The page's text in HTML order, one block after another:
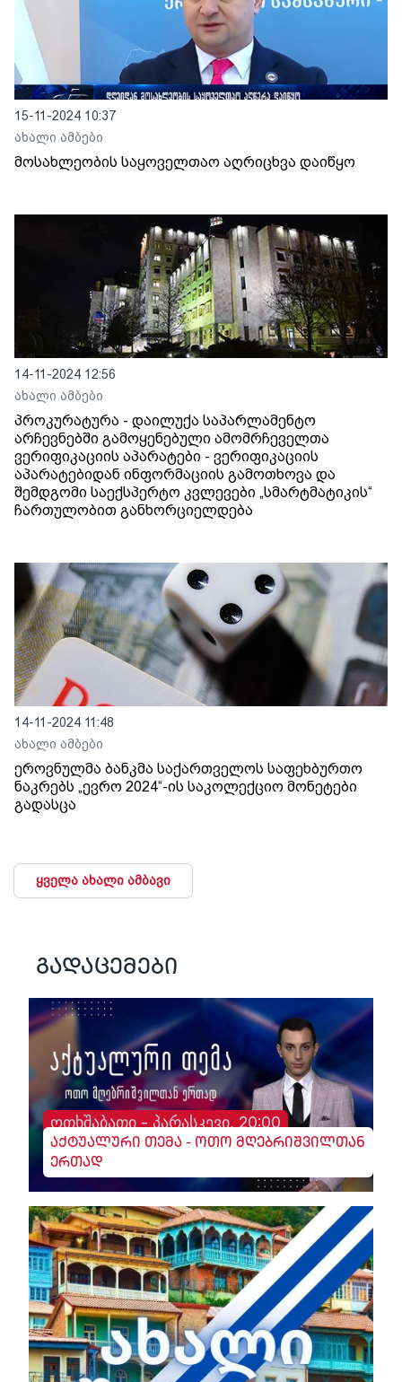
15-11-2024 10:37
ახალი ამბები
მოსახლეობის საყოველთაო აღრიცხვა დაიწყო
14-11-2024 12:56
ახალი ამბები
პროკურატურა - დაილუქა საპარლამენტო
არჩევნებში გამოყენებული ამომრჩეველთა
ვერიფიკაციის აპარატები - ვერიფიკაციის
აპარატებიდან ინფორმაციის გამოთხოვა და
შემდგომი საექსპერტო კვლევები „სმარტმატიკის“
ჩართულობით განხორციელდება
14-11-2024 11:48
ახალი ამბები
ეროვნულმა ბანკმა საქართველოს საფეხბურთო
ნაკრებს „ევრო 2024“-ის საკოლექციო მონეტები
გადასცა
ყველა ახალი ამბავი
გადაცემები
ოთხშაბათი - პარასკევი, 20:00
აქტუალური თემა - ოთო მღებრიშვილთან
ერთად